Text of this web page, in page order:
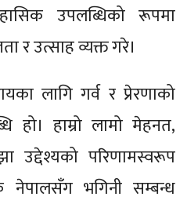
उपलब्धिको रूपमा
र उत्साह व्यक्त गरे।
लागि गर्व र प्रेरणाको
हो। हाम्रो लामो मेहनत,
उद्देश्यको परिणामस्वरूप
नेपालसँग भगिनी सम्बन्ध